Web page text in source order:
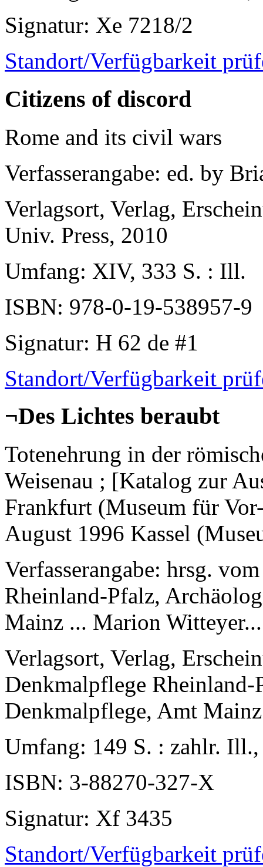
Signatur: Xe 7218/2
Standort/Verfügbarkeit
Citizens of discord
Rome and its civil wars
Verfasserangabe: ed. by
Verlagsort, Verlag,
Univ. Press, 2010
Umfang: XIV, 333 S. : Ill.
ISBN: 978-0-19-538957-9
Signatur: H 62 de #1
Standort/Verfügbarkeit
¬Des Lichtes beraubt
Totenehrung in der
Weisenau ; [Katalog zur
Frankfurt (Museum für
August 1996 Kassel
Verfasserangabe: hrsg.
Rheinland-Pfalz,
Mainz ... Marion Witteyer...
Verlagsort, Verlag,
Denkmalpflege
Denkmalpflege, Amt
Umfang: 149 S. : zahlr.
ISBN: 3-88270-327-X
Signatur: Xf 3435
Standort/Verfügbarkeit